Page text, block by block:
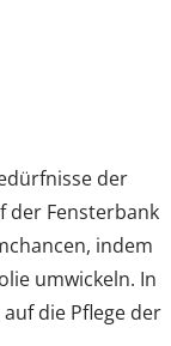
der
der Fensterbank
indem
umwickeln. In
die Pflege der